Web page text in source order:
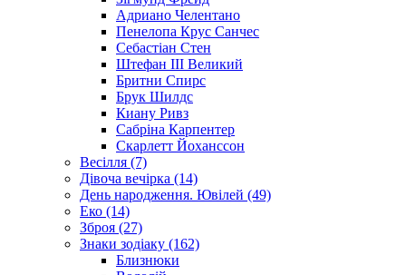
Адриано Челентано
Пенелопа Крус Санчес
Себастіан Стен
Штефан III Великий
Бритни Спирс
Брук Шилдс
Киану Ривз
Сабріна Карпентер
Скарлетт Йоханссон
Весілля (7)
Дівоча вечірка (14)
День народження. Ювілей (49)
Еко (14)
Зброя (27)
Знаки зодіаку (162)
Близнюки